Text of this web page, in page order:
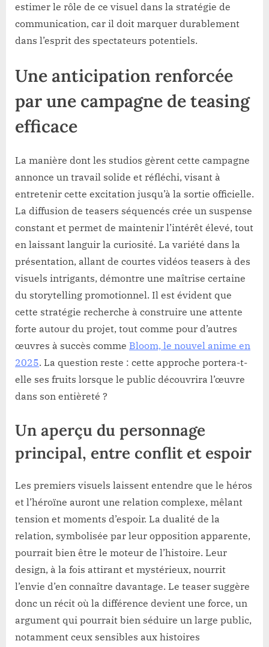
estimer le rôle de ce visuel dans la stratégie de
communication, car il doit marquer durablement
dans l’esprit des spectateurs potentiels.
Une anticipation renforcée
par une campagne de teasing
efficace
La manière dont les studios gèrent cette campagne
annonce un travail solide et réfléchi, visant à
entretenir cette excitation jusqu’à la sortie officielle.
La diffusion de teasers séquencés crée un suspense
constant et permet de maintenir l’intérêt élevé, tout
en laissant languir la curiosité. La variété dans la
présentation, allant de courtes vidéos teasers à des
visuels intrigants, démontre une maîtrise certaine
du storytelling promotionnel. Il est évident que
cette stratégie recherche à construire une attente
forte autour du projet, tout comme pour d’autres
œuvres à succès comme Bloom, le nouvel anime en
2025. La question reste : cette approche portera-t-
elle ses fruits lorsque le public découvrira l’œuvre
dans son entièreté ?
Un aperçu du personnage
principal, entre conflit et espoir
Les premiers visuels laissent entendre que le héros
et l’héroïne auront une relation complexe, mêlant
tension et moments d’espoir. La dualité de la
relation, symbolisée par leur opposition apparente,
pourrait bien être le moteur de l’histoire. Leur
design, à la fois attirant et mystérieux, nourrit
l’envie d’en connaître davantage. Le teaser suggère
donc un récit où la différence devient une force, un
argument qui pourrait bien séduire un large public,
notamment ceux sensibles aux histoires